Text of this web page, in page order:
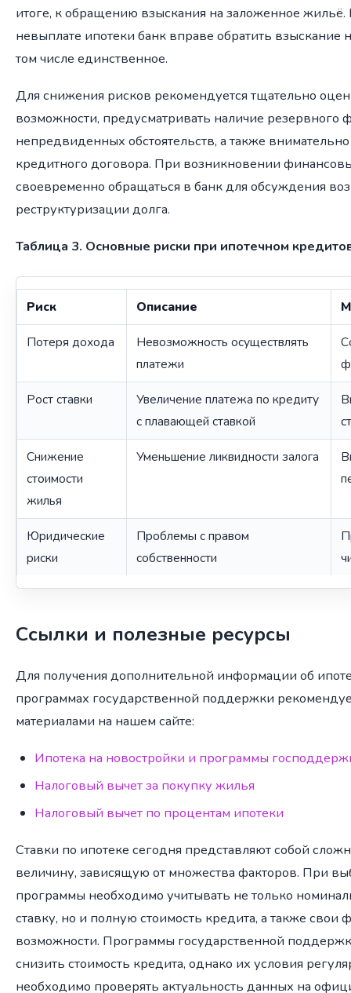
итоге, к обращению взыскания на заложенное
невыплате ипотеки банк вправе обратить взыскание
том числе единственное.
Для снижения рисков рекомендуется тщательно
возможности, предусматривать наличие резервного
непредвиденных обстоятельств, а также
кредитного договора. При возникновении
своевременно обращаться в банк для обсуждения
реструктуризации долга.
Таблица 3. Основные риски при ипотечном
Риск Описание
Потеря дохода
Невозможность осуществлять
платежи
Рост ставки
Увеличение платежа по кредиту
с плавающей ставкой
Снижение
стоимости
жилья
Уменьшение ликвидности залога
Юридические
риски
Проблемы с правом
собственности
Ссылки и полезные ресурсы
Для получения дополнительной информации об
программах государственной поддержки
материалами на нашем сайте:
Ипотека на новостройки и программы
Налоговый вычет за покупку жилья
Налоговый вычет по процентам ипотеки
Ставки по ипотеке сегодня представляют собой
величину, зависящую от множества факторов. При
программы необходимо учитывать не только
ставку, но и полную стоимость кредита, а также свои
возможности. Программы государственной
снизить стоимость кредита, однако их условия
необходимо проверять актуальность данных на